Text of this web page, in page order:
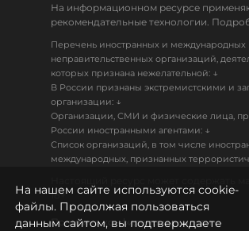
На информационном ресурсе
рекомендательные технологии.
Перечень иностранных и международных
неправительственных организаций,
которых признана нежелательной: ↓
В России признаны экстремистскими и
организации: ↓
Организации, СМИ и физические лица,
России иностранными агентами: ↓
Список организаций, в том числе
международных, признанных
18+
Политика конфиденциальности
На нашем сайте используются cookie-
файлы. Продолжая пользоваться
данным сайтом, вы подтверждаете